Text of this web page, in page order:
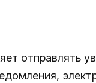
отправлять